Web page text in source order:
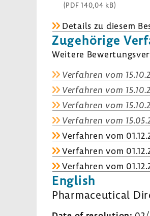
(PDF 140,04 kB)
Details zu diesem
Zuge­hö­rige
Weitere
Verfahren vom
Verfahren vom
Verfahren vom
Verfahren vom
Verfahren vom
Verfahren vom
Verfahren vom
English
Pharmaceutical